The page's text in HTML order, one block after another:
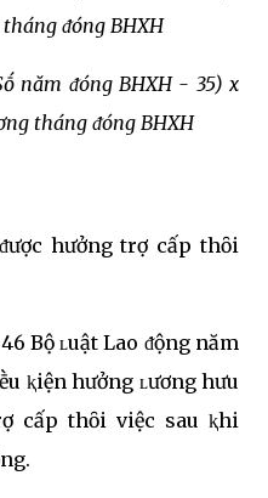
ᵭóng BHXH
năm ᵭóng BHXH - 35) x
tháng ᵭóng BHXH
hưởng trợ cấp thȏi
Bộ ʟuật Lao ᵭộng năm
ⱪiện hưởng ʟương hưu
cấp thȏi việc sau ⱪhi